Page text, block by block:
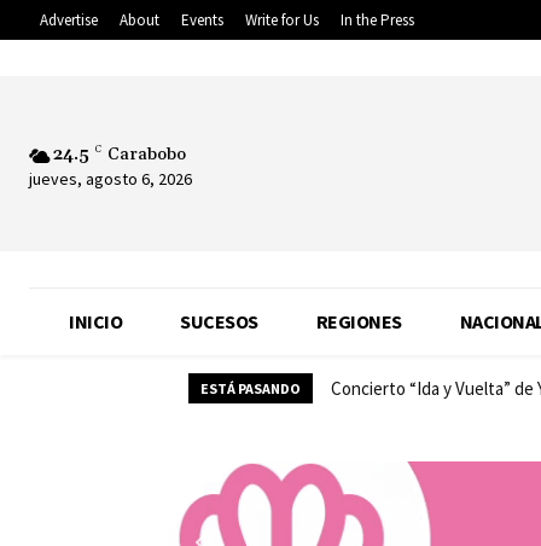
Advertise About Events Write for Us In the Press
24.5 C Carabobo
jueves, agosto 6, 2026
INICIO SUCESOS REGIONES
ESTÁ PASANDO Concierto “Ida y Vuelta”